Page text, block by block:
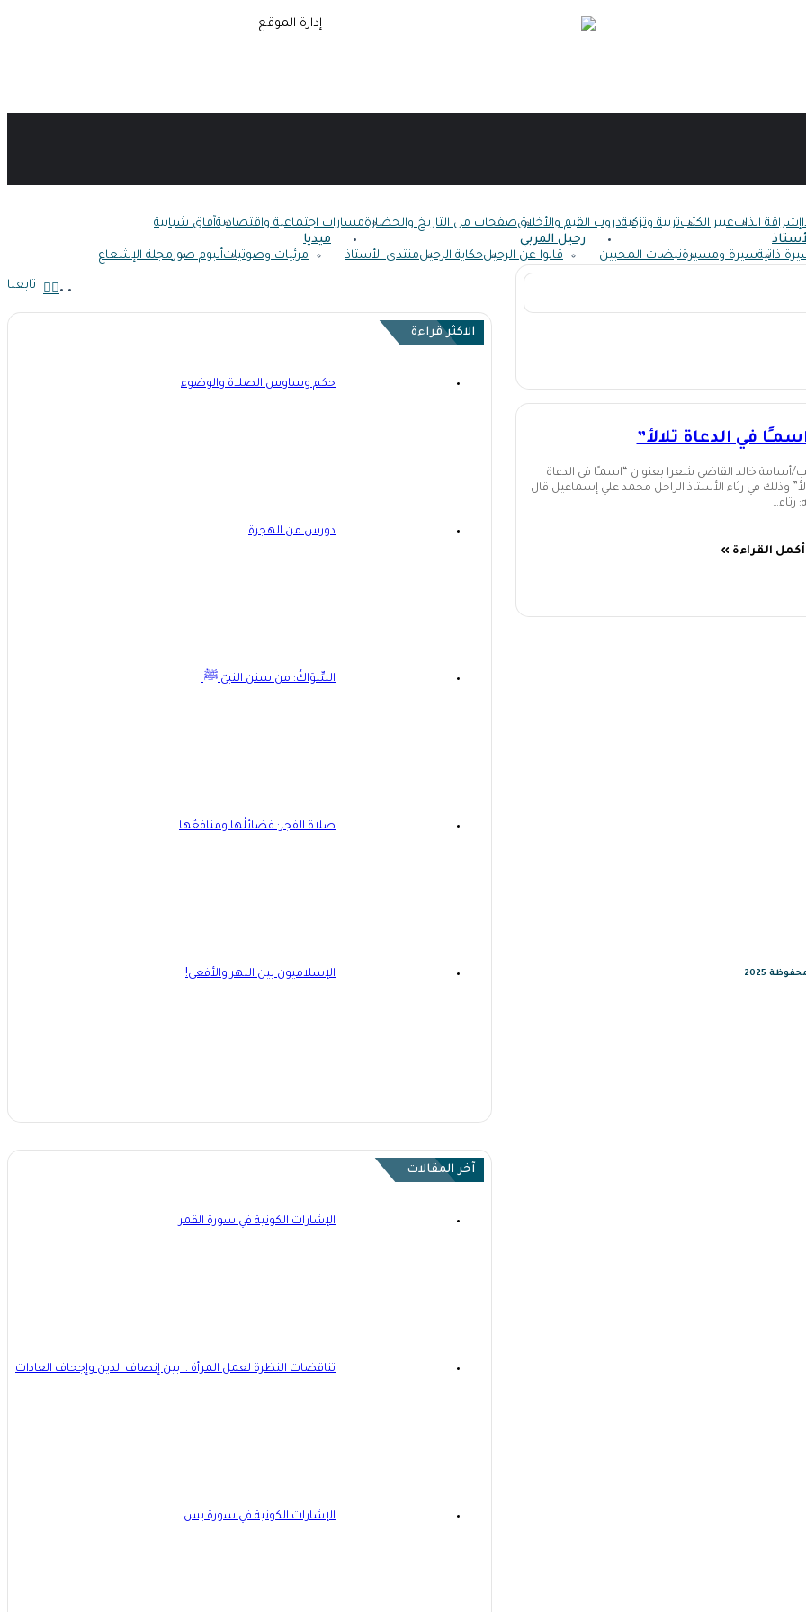
إشراقة الذاتعبير الكتبتربية وتزكيةدروب القيم والأخلاقصفحات من التاريخ والحضارةمسارات اجتماعية واقتصاديةآفاق شبابية
ذاتيةسيرة ومسيرةنبضات المحبين
رحيل المربي
قالوا عن الرحيلحكاية الرحيلمنتدى الأستاذ
ميديا
مرئيات وصوتياتألبوم صورمجلة الإشعاع
تابعنا
في الدعاة تلالأ”
أسامة خالد القاضي شعرا بعنوان “اسمـًا في الدعاة
وذلك في رثاء الأستاذ الراحل محمد علي إسماعيل قال
رثاء…
أكمل القراءة »
الاكثر قراءة
حكم وساوس الصلاة والوضوء
دورس من الهجرة
السِّوَاكُ: من سنن النبيّ ﷺ
صلاة الفجر: فضائلُها ومنافعُها
الإسلاميون بين النهر والأفعى!
آخر المقالات
الإشارات الكونية في سورة القمر
تناقضات النظرة لعمل المرأة .. بين إنصاف الدين وإجحاف العادات
الإشارات الكونية في سورة يس
2025